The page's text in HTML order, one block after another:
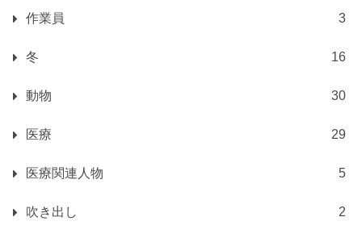
作業員 3
冬 16
動物 30
医療 29
医療関連人物 5
吹き出し 2